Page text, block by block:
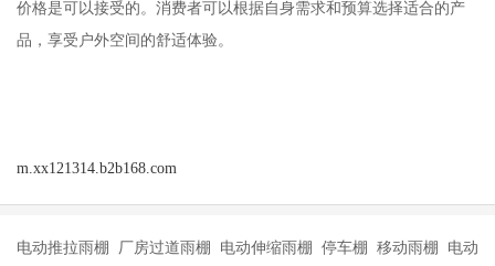
价格是可以接受的。消费者可以根据自身需求和预算选择适合的产
品，享受户外空间的舒适体验。
m.xx121314.b2b168.com
电动推拉雨棚 厂房过道雨棚 电动伸缩雨棚 停车棚 移动雨棚 电动